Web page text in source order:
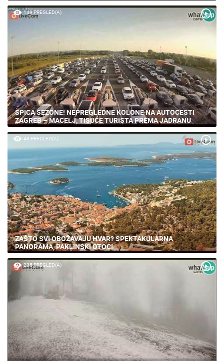
149 PREGLED(A)
ŠPICA SEZONE! NEPREGLEDNE KOLONE NA AUTOCESTI
ZAGREB – MACELJ, TISUĆE TURISTA PREMA JADRANU
48 PREGLED(A)
ZAŠTO SVI OBOŽAVAJU HVAR? SPEKTAKULARNA
PANORAMA, PAKLINSKI OTOCI
235 PREGLED(A)